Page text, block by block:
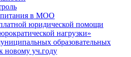
питания в МОО
юридической помощи
нагрузки»
образовательных
новому уч.году